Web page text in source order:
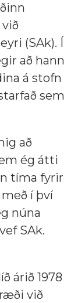
(SAk). Í
að hann
á stofn
sem
að
ég átti
tíma fyrir
í því
núna
SAk.
árið 1978
við